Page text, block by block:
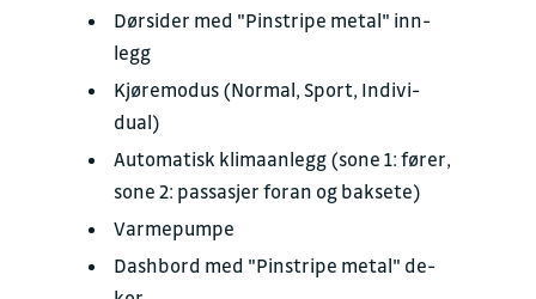
Dør­si­der med "Pin­stri­pe me­tal" inn­
legg
Kjøre­mo­dus (Nor­mal, Sport, In­di­vi­
dual)
Auto­matisk klima­an­legg (sone 1: fø­rer,
sone 2: pas­sa­sjer foran og bak­sete)
Varme­pum­pe
Dash­bord med "Pin­stri­pe me­tal" de­